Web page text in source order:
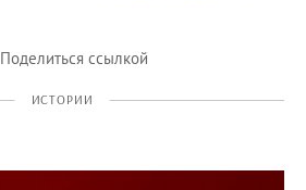
Поделиться ссылкой
ИСТОРИИ